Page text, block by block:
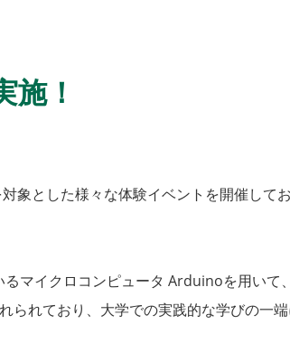
！
象とした様々な体験イベントを開催し
マイクロコンピュータ Arduinoを用いて
れており、大学での実践的な学びの一